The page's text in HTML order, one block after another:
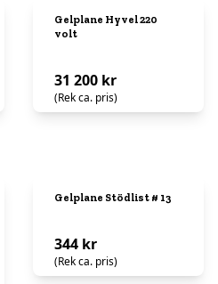
Gelplane Hyvel 220
volt
31 200 kr
(Rek ca. pris)
Gelplane Stödlist # 13
344 kr
(Rek ca. pris)